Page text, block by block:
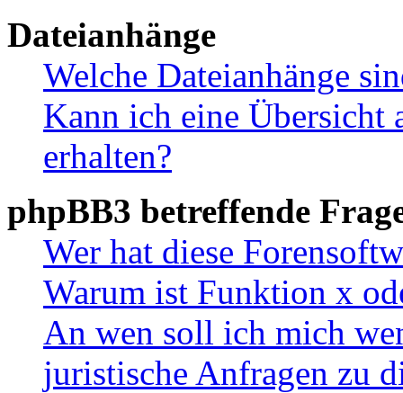
Dateianhänge
Welche Dateianhänge
Kann ich eine Übersicht
erhalten?
phpBB3 betreffende
Wer hat diese
Warum ist Funktion x
An wen soll ich mich
juristische Anfragen zu